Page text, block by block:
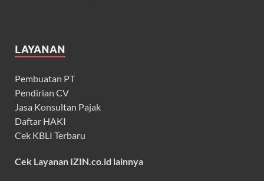
LAYANAN
Pembuatan PT
Pendirian CV
Jasa Konsultan Pajak
Daftar HAKI
Cek KBLI Terbaru
Cek Layanan IZIN.co.id lainnya